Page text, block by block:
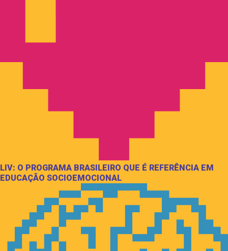
LIV: O PROGRAMA BRASILEIRO QUE É REFERÊNCIA EM
EDUCAÇÃO SOCIOEMOCIONAL